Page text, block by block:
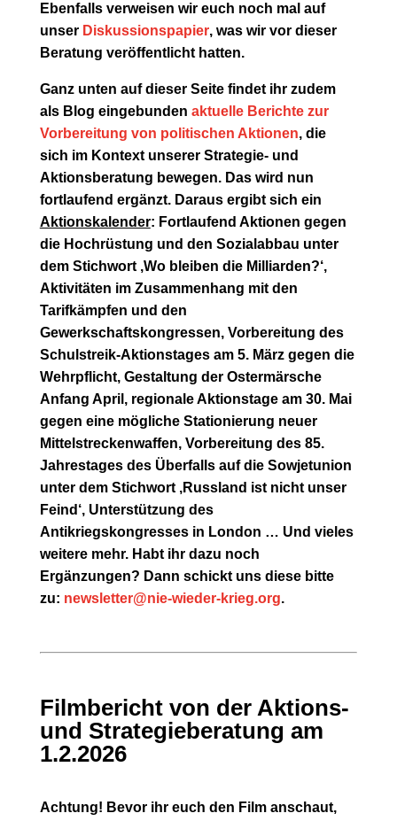
Ebenfalls verweisen wir euch noch mal auf
unser Diskussionspapier, was wir vor dieser
Beratung veröffentlicht hatten.
Ganz unten auf dieser Seite findet ihr zudem
als Blog eingebunden aktuelle Berichte zur
Vorbereitung von politischen Aktionen, die
sich im Kontext unserer Strategie- und
Aktionsberatung bewegen. Das wird nun
fortlaufend ergänzt. Daraus ergibt sich ein
Aktionskalender: Fortlaufend Aktionen gegen
die Hochrüstung und den Sozialabbau unter
dem Stichwort ‚Wo bleiben die Milliarden?‘,
Aktivitäten im Zusammenhang mit den
Tarifkämpfen und den
Gewerkschaftskongressen, Vorbereitung des
Schulstreik-Aktionstages am 5. März gegen die
Wehrpflicht, Gestaltung der Ostermärsche
Anfang April, regionale Aktionstage am 30. Mai
gegen eine mögliche Stationierung neuer
Mittelstreckenwaffen, Vorbereitung des 85.
Jahrestages des Überfalls auf die Sowjetunion
unter dem Stichwort ‚Russland ist nicht unser
Feind‘, Unterstützung des
Antikriegskongresses in London … Und vieles
weitere mehr. Habt ihr dazu noch
Ergänzungen? Dann schickt uns diese bitte
zu: newsletter@nie-wieder-krieg.org.
Filmbericht von der Aktions-
und Strategieberatung am
1.2.2026
Achtung! Bevor ihr euch den Film anschaut,